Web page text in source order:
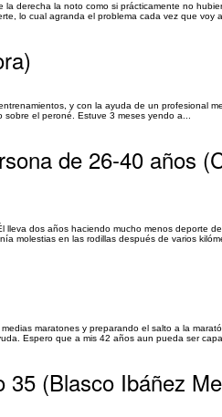
derecha la noto como si prácticamente no
lo cual agranda el problema cada vez que voy a
y con la ayuda de un profesional
el peroné. Estuve 3 meses yendo a...
de 26-40 años
lleva dos años haciendo mucho menos deporte
molestias en las rodillas después de varios
maratones y preparando el salto a la
Espero que a mis 42 años aun pueda ser
35 (Blasco Ibáñez